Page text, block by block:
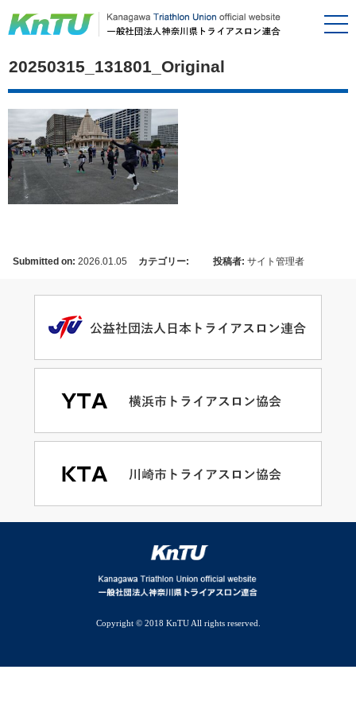
20250315_131801_Original
Submitted on: 2026.01.05 カテゴリー: 投稿者: サイト管理者
Copyright © 2018 KnTU All rights reserved.